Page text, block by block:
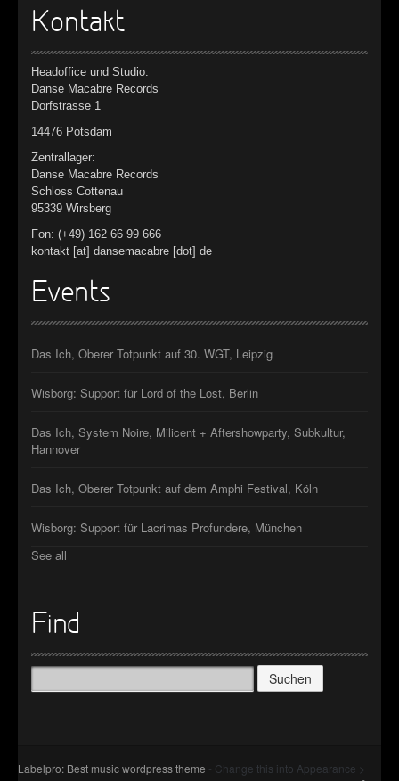
Kontakt
Headoffice und Studio:
Danse Macabre Records
Dorfstrasse 1
14476 Potsdam
Zentrallager:
Danse Macabre Records
Schloss Cottenau
95339 Wirsberg
Fon: (+49) 162 66 99 666
kontakt [at] dansemacabre [dot] de
Events
Das Ich, Oberer Totpunkt auf 30. WGT, Leipzig
Wisborg: Support für Lord of the Lost, Berlin
Das Ich, System Noire, Milicent + Aftershowparty, Subkultur,
Hannover
Das Ich, Oberer Totpunkt auf dem Amphi Festival, Köln
Wisborg: Support für Lacrimas Profundere, München
See all
Find
Suchen
nach:
Labelpro: Best music wordpress theme - Change this into Appearance >